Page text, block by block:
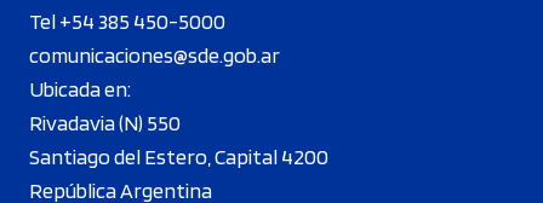
Tel +54 385 450-5000
comunicaciones@sde.gob.ar
Ubicada en:
Rivadavia (N) 550
Santiago del Estero, Capital 4200
República Argentina